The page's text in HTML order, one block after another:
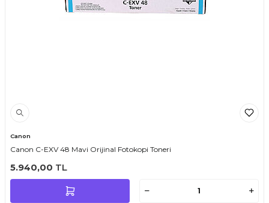
Canon
Canon C-EXV 48 Mavi Orijinal Fotokopi Toneri
5.940,00 TL